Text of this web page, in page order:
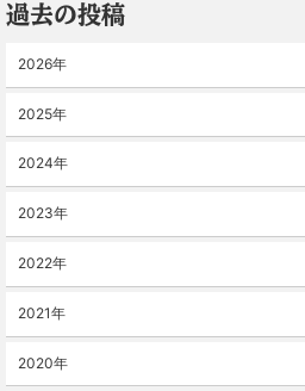
過去の投稿
2026年
2025年
2024年
2023年
2022年
2021年
2020年